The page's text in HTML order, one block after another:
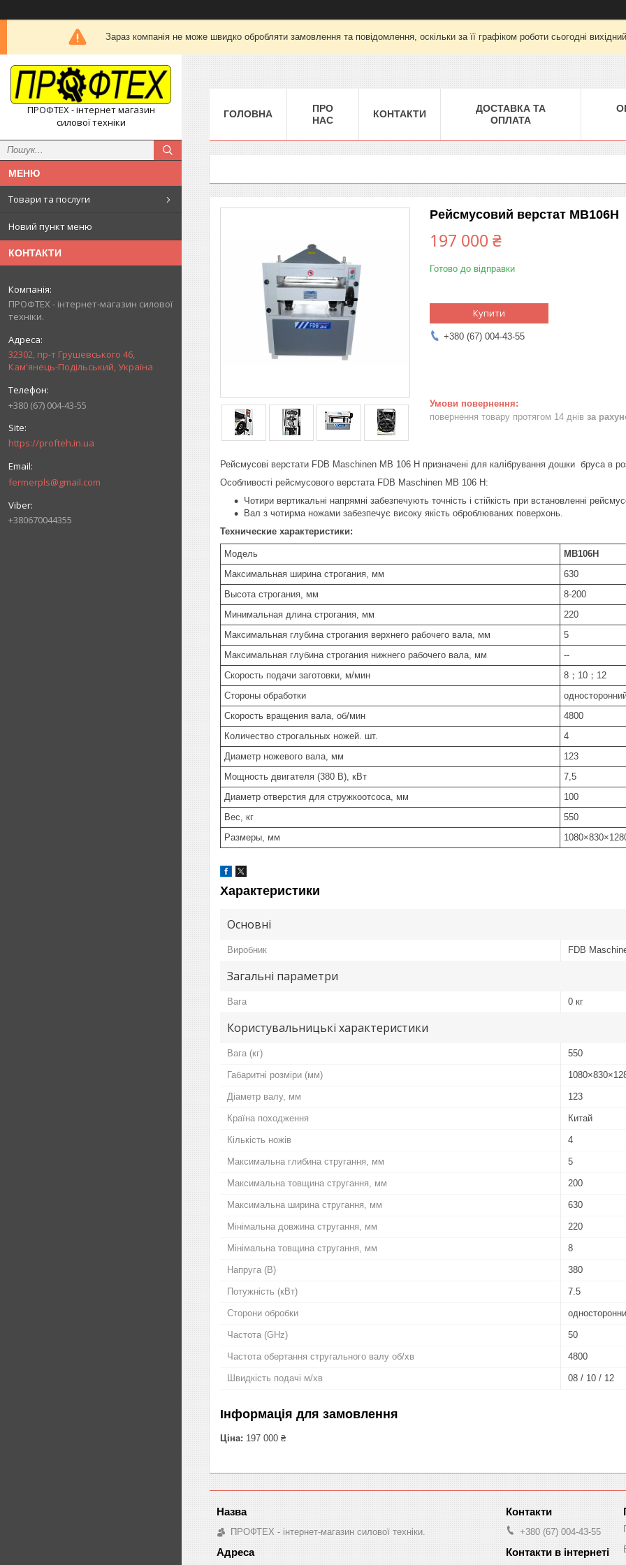
Зараз компанія не може швидко обробляти замовлення та повідомлення, оскільки за її графіком роботи сьогодні
ПРОФТЕХ - інтернет магазин
силової техніки
Товари та послуги
Новий пункт меню
КОНТАКТИ
ПРОФТЕХ - інтернет-магазин силової
техніки.
32302, пр-т Грушевського 46,
Кам'янець-Подільський, Україна
+380 (67) 004-43-55
https://profteh.in.ua
fermerpls@gmail.com
+380670044355
ГОЛОВНА
ПРО
НАС
КОНТАКТИ
ДОСТАВКА ТА
ОПЛАТА
Рейсмусовий верстат MB106H
197 000 ₴
Готово до відправки
Купити
+380 (67) 004-43-55
повернення товару протягом 14 днів за
Рейсмусові верстати FDB Maschinen MB 106 H призначені для калібрування дошки бруса в
Особливості рейсмусового верстата FDB Maschinen MB 106 H:
Чотири вертикальні напрямні забезпечують точність і стійкість при встановленні
Вал з чотирма ножами забезпечує високу якість оброблюваних поверхонь.
Технические характеристики:
Модель
MB106H
Максимальная ширина строгания, мм
630
Высота строгания, мм
8-200
Минимальная длина строгания, мм
220
Максимальная глубина строгания верхнего рабочего вала, мм
5
Максимальная глубина строгания нижнего рабочего вала, мм
--
Скорость подачи заготовки, м/мин
8；10；12
Стороны обработки
Скорость вращения вала, об/мин
4800
Количество строгальных ножей. шт.
4
Диаметр ножевого вала, мм
123
Мощность двигателя (380 В), кВт
7,5
Диаметр отверстия для стружкоотсоса, мм
100
Вес, кг
550
Размеры, мм
Характеристики
Основні
Виробник FDB
Загальні параметри
Вага 0 кг
Користувальницькі характеристики
Вага (кг) 550
Габаритні розміри (мм)
Діаметр валу, мм 123
Країна походження Китай
Кількість ножів 4
Максимальна глибина стругання, мм 5
Максимальна товщина стругання, мм 200
Максимальна ширина стругання, мм 630
Мінімальна довжина стругання, мм 220
Мінімальна товщина стругання, мм 8
Напруга (В) 380
Потужність (кВт) 7.5
Сторони обробки
Частота (GHz) 50
Частота обертання стругального валу об/хв 4800
Швидкість подачі м/хв 08 / 10 / 12
Інформація для замовлення
Ціна: 197 000 ₴
ПРОФТЕХ - інтернет-магазин силової техніки. +380 (67) 004-43-55